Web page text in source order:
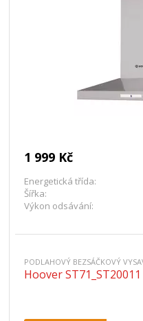
1 999 Kč
Energetická třída:
Šířka:
Výkon odsávání:
PODLAHOVÝ BEZSÁČKOVÝ
Hoover ST71_ST20011